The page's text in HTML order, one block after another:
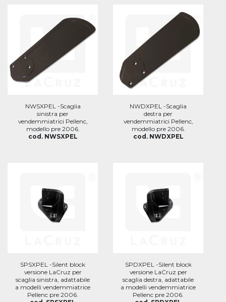
NWSXPEL -Scaglia
sinistra per
vendemmiatrici Pellenc,
modello pre 2006.
cod. NWSXPEL
NWDXPEL -Scaglia
destra per
vendemmiatrici Pellenc,
modello pre 2006.
cod. NWDXPEL
SPSXPEL -Silent block
versione LaCruz per
scaglia sinistra, adattabile
a modelli vendemmiatrice
Pellenc pre 2006.
SPDXPEL -Silent block
versione LaCruz per
scaglia destra, adattabile
a modelli vendemmiatrice
Pellenc pre 2006.